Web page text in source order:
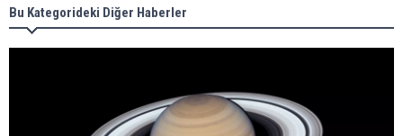
Bu Kategorideki Diğer Haberler